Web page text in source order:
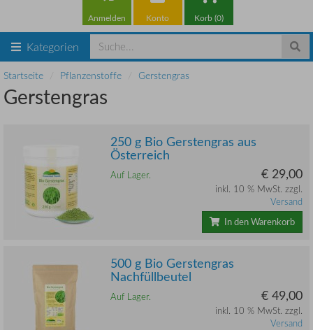
Anmelden Konto Korb (0)
Kategorien
Startseite Pflanzenstoffe Gerstengras
Gerstengras
250 g Bio Gerstengras aus
Österreich
Auf Lager. € 29,00
inkl. 10 % MwSt. zzgl.
Versand
In den Warenkorb
500 g Bio Gerstengras
Nachfüllbeutel
Auf Lager. € 49,00
inkl. 10 % MwSt. zzgl.
Versand